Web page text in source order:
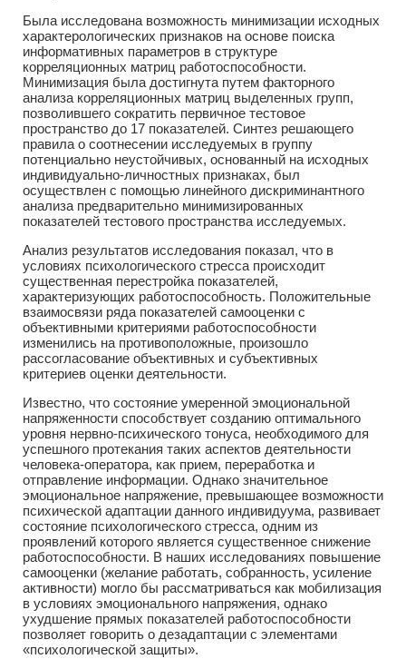
Была исследована возможность минимизации исходных
характерологических признаков на основе поиска
информативных параметров в структуре
корреляционных матриц работоспособности.
Минимизация была достигнута путем факторного
анализа корреляционных матриц выделенных групп,
позволившего сократить первичное тестовое
пространство до 17 показателей. Синтез решающего
правила о соотнесении исследуемых в группу
потенциально неустойчивых, основанный на исходных
индивидуально-личностных признаках, был
осуществлен с помощью линейного дискриминантного
анализа предварительно минимизированных
показателей тестового пространства исследуемых.
Анализ результатов исследования показал, что в
условиях психологического стресса происходит
существенная перестройка показателей,
характеризующих работоспособность. Положительные
взаимосвязи ряда показателей самооценки с
объективными критериями работоспособности
изменились на противоположные, произошло
рассогласование объективных и субъективных
критериев оценки деятельности.
Известно, что состояние умеренной эмоциональной
напряженности способствует созданию оптимального
уровня нервно-психического тонуса, необходимого для
успешного протекания таких аспектов деятельности
человека-оператора, как прием, переработка и
отправление информации. Однако значительное
эмоциональное напряжение, превышающее возможности
психической адаптации данного индивидуума, развивает
состояние психологического стресса, одним из
проявлений которого является существенное снижение
работоспособности. В наших исследованиях повышение
самооценки (желание работать, собранность, усиление
активности) могло бы рассматриваться как мобилизация
в условиях эмоционального напряжения, однако
ухудшение прямых показателей работоспособности
позволяет говорить о дезадаптации с элементами
«психологической защиты».